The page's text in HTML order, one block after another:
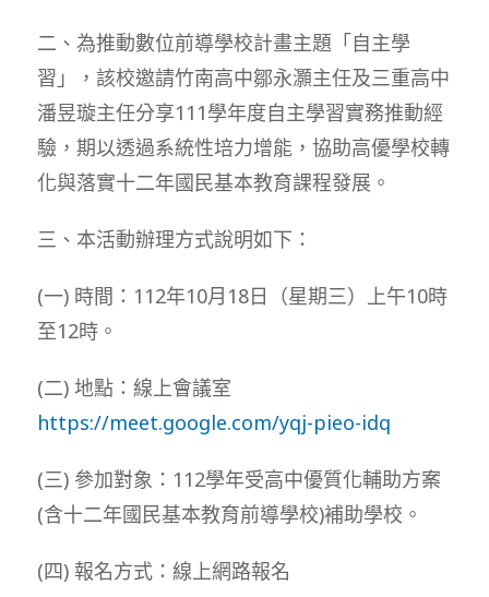
二、為推動數位前導學校計畫主題「自主學
習」，該校邀請竹南高中鄒永灝主任及三重高中
潘昱璇主任分享111學年度自主學習實務推動經
驗，期以透過系統性培力增能，協助高優學校轉
化與落實十二年國民基本教育課程發展。
三、本活動辦理方式說明如下：
(一) 時間：112年10月18日（星期三）上午10時
至12時。
(二) 地點：線上會議室
https://meet.google.com/yqj-pieo-idq
(三) 參加對象：112學年受高中優質化輔助方案
(含十二年國民基本教育前導學校)補助學校。
(四) 報名方式：線上網路報名